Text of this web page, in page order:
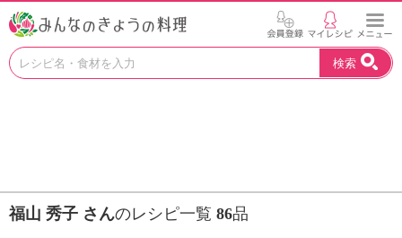
お
見
つ
検索
福山 秀子 さんのレシピ一覧 86品